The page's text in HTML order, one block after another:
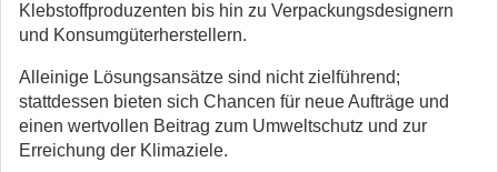
Klebstoffproduzenten bis hin zu Verpackungsdesignern
und Konsumgüterherstellern.
Alleinige Lösungsansätze sind nicht zielführend;
stattdessen bieten sich Chancen für neue Aufträge und
einen wertvollen Beitrag zum Umweltschutz und zur
Erreichung der Klimaziele.